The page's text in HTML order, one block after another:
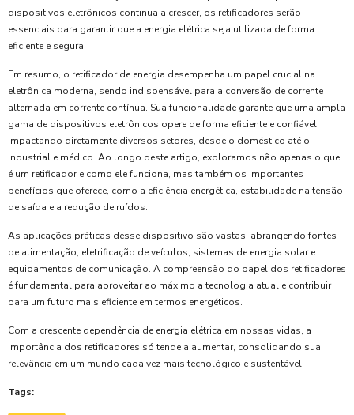
dispositivos eletrônicos continua a crescer, os retificadores serão
essenciais para garantir que a energia elétrica seja utilizada de forma
eficiente e segura.
Em resumo, o retificador de energia desempenha um papel crucial na
eletrônica moderna, sendo indispensável para a conversão de corrente
alternada em corrente contínua. Sua funcionalidade garante que uma ampla
gama de dispositivos eletrônicos opere de forma eficiente e confiável,
impactando diretamente diversos setores, desde o doméstico até o
industrial e médico. Ao longo deste artigo, exploramos não apenas o que
é um retificador e como ele funciona, mas também os importantes
benefícios que oferece, como a eficiência energética, estabilidade na tensão
de saída e a redução de ruídos.
As aplicações práticas desse dispositivo são vastas, abrangendo fontes
de alimentação, eletrificação de veículos, sistemas de energia solar e
equipamentos de comunicação. A compreensão do papel dos retificadores
é fundamental para aproveitar ao máximo a tecnologia atual e contribuir
para um futuro mais eficiente em termos energéticos.
Com a crescente dependência de energia elétrica em nossas vidas, a
importância dos retificadores só tende a aumentar, consolidando sua
relevância em um mundo cada vez mais tecnológico e sustentável.
Tags: